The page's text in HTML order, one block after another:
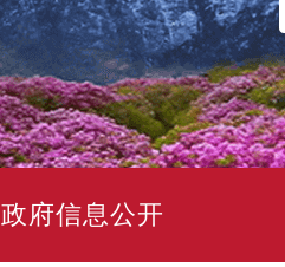
政府信息公开